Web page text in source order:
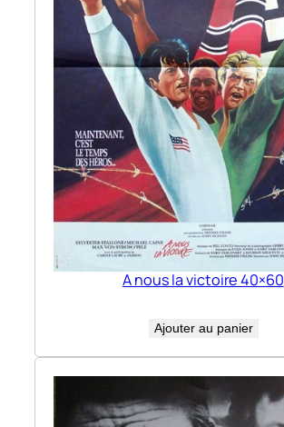
A nous la victoire 40×60
Ajouter au panier